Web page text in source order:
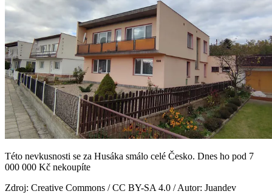
Této nevkusnosti se za Husáka smálo celé Česko. Dnes ho pod 7
000 000 Kč nekoupíte
Zdroj: Creative Commons / CC BY-SA 4.0 / Autor: Juandev